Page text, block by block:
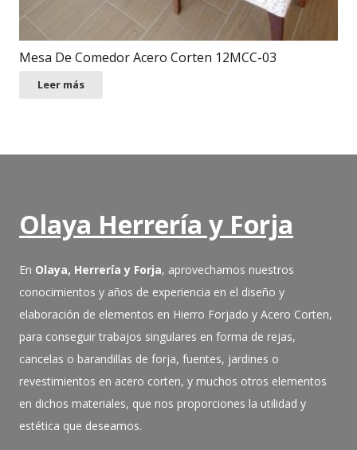
Mesa De Comedor Acero Corten 12MCC-03
Leer más
Olaya Herrería y Forja
En Olaya, Herrería y Forja, aprovechamos nuestros
conocimientos y años de experiencia en el diseño y
elaboración de elementos en Hierro Forjado y Acero Corten,
para conseguir trabajos singulares en forma de rejas,
cancelas o barandillas de forja, fuentes, jardines o
revestimientos en acero corten, y muchos otros elementos
en dichos materiales, que nos proporciones la utilidad y
estética que deseamos.